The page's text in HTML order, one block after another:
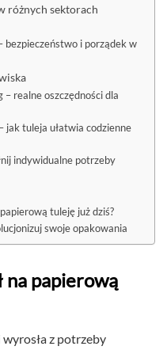
różnych sektorach
bezpieczeństwo i porządek w
realne oszczędności dla
jak tuleja ułatwia codzienne
indywidualne potrzeby
tuleję już dziś?
swoje opakowania
na papierową
z potrzeby